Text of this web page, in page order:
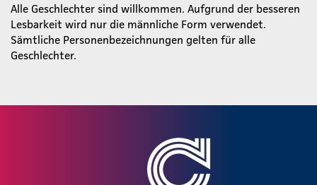
Alle Geschlechter sind willkommen. Aufgrund der besseren
Lesbarkeit wird nur die männliche Form verwendet.
Sämtliche Personenbezeichnungen gelten für alle
Geschlechter.